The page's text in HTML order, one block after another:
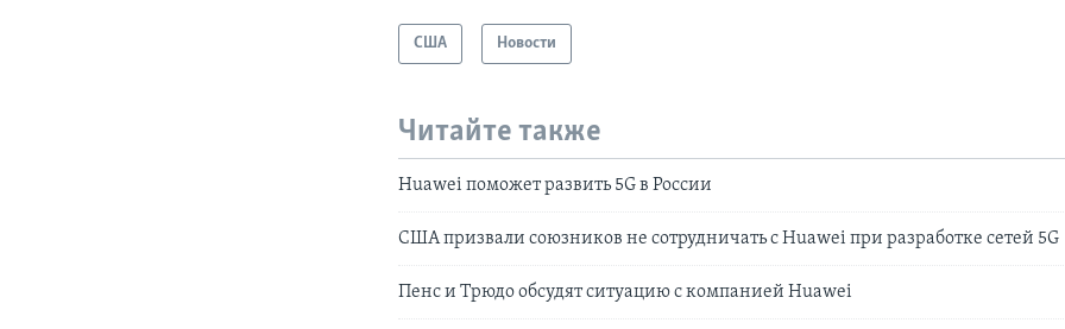
США Новости
Читайте также
Huawei поможет развить 5G в России
США призвали союзников не сотрудничать с Huawei при разработке сетей 5G
Пенс и Трюдо обсудят ситуацию с компанией Huawei